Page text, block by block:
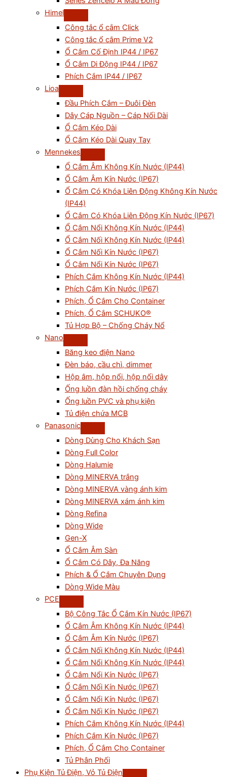
Himel
Công tắc ổ cắm Click
Công tắc ổ cắm Prime V2
Ổ Cắm Cố Định IP44 / IP67
Ổ Cắm Di Động IP44 / IP67
Phích Cắm IP44 / IP67
Lioa
Đầu Phích Cắm – Đuôi Đèn
Dây Cáp Nguồn – Cáp Nối Dài
Ổ Cắm Kéo Dài
Ổ Cắm Kéo Dài Quay Tay
Mennekes
Ổ Cắm Âm Không Kín Nước (IP44)
Ổ Cắm Âm Kín Nước (IP67)
Ổ Cắm Có Khóa Liên Động Không Kín Nước
(IP44)
Ổ Cắm Có Khóa Liên Động Kín Nước (IP67)
Ổ Cắm Nổi Không Kín Nước (IP44)
Ổ Cắm Nối Không Kín Nước (IP44)
Ổ Cắm Nối Kín Nước (IP67)
Ổ Cắm Nổi Kín Nước (IP67)
Phích Cắm Không Kín Nước (IP44)
Phích Cắm Kín Nước (IP67)
Phích, Ổ Cắm Cho Container
Phích, Ổ Cắm SCHUKO®
Tủ Hợp Bộ – Chống Cháy Nổ
Nano
Băng keo điện Nano
Đèn báo, cầu chì, dimmer
Hộp âm, hộp nổi, hộp nối dây
Ống luồn đàn hồi chống cháy
Ống luồn PVC và phụ kiện
Tủ điện chứa MCB
Panasonic
Dòng Dùng Cho Khách Sạn
Dòng Full Color
Dòng Halumie
Dòng MINERVA trắng
Dòng MINERVA vàng ánh kim
Dòng MINERVA xám ánh kim
Dòng Refina
Dòng Wide
Gen-X
Ổ Cắm Âm Sàn
Ổ Cắm Có Dây, Đa Năng
Phích & Ổ Cắm Chuyên Dụng
Dòng Wide Màu
PCE
Bộ Công Tắc Ổ Cắm Kín Nước (IP67)
Ổ Cắm Âm Không Kín Nước (IP44)
Ổ Cắm Âm Kín Nước (IP67)
Ổ Cắm Nối Không Kín Nước (IP44)
Ổ Cắm Nổi Không Kín Nước (IP44)
Ổ Cắm Nổi Kín Nước (IP67)
Ổ Cắm Nối Kín Nước (IP67)
Ổ Cắm Nổi Kín Nước (IP67)
Ổ Cắm Nối Kín Nước (IP67)
Phích Cắm Không Kín Nước (IP44)
Phích Cắm Kín Nước (IP67)
Phích, Ổ Cắm Cho Container
Tủ Phân Phối
Phụ Kiện Tủ Điện, Vỏ Tủ Điện